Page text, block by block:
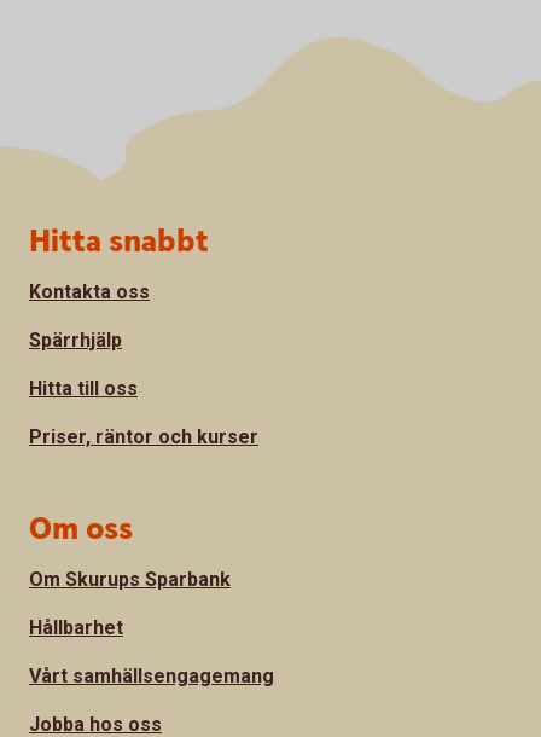
Sidfot
Hitta snabbt
Kontakta oss
Spärrhjälp
Hitta till oss
Priser, räntor och kurser
Om oss
Om Skurups Sparbank
Hållbarhet
Vårt samhällsengagemang
Jobba hos oss